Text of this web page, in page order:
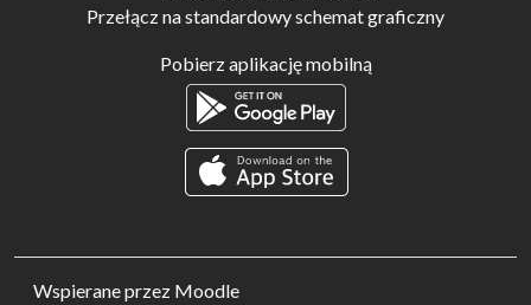
Przełącz na standardowy schemat graficzny
Pobierz aplikację mobilną
Wspierane przez Moodle